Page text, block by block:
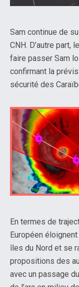
Sam continue de
CNH. D’autre part,
faire passer Sam
confirmant la
sécurité des
En termes de
Européen
îles du Nord et se
propositions des
avec un passage